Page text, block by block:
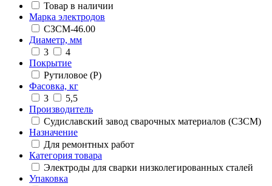
Товар в наличии
Марка электродов
СЗСМ-46.00
Диаметр, мм
3
4
Покрытие
Рутиловое (Р)
Фасовка, кг
3
5,5
Производитель
Судиславский завод сварочных материалов (СЗСМ)
Назначение
Для ремонтных работ
Категория товара
Электроды для сварки низколегированных сталей
Упаковка